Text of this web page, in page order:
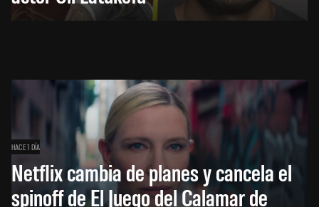
HACE 1 DÍA
Netflix cambia de planes y cancela el
spinoff de El Juego del Calamar de